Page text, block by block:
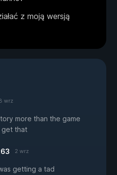
z moją wersją
wrz
more than the game
get that
2 wrz
getting a tad